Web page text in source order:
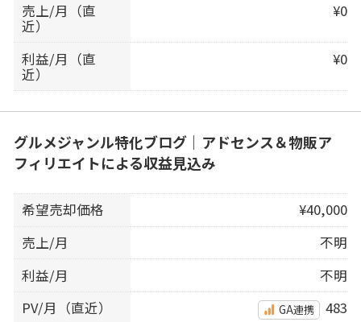
売上/月（直
近）
¥0
利益/月（直
近）
¥0
グルメジャンル特化ブログ｜アドセンス＆物販ア
フィリエイトによる収益見込み
希望売却価格
¥40,000
売上/月
不明
利益/月
不明
PV/月（直近）
GA連携 483